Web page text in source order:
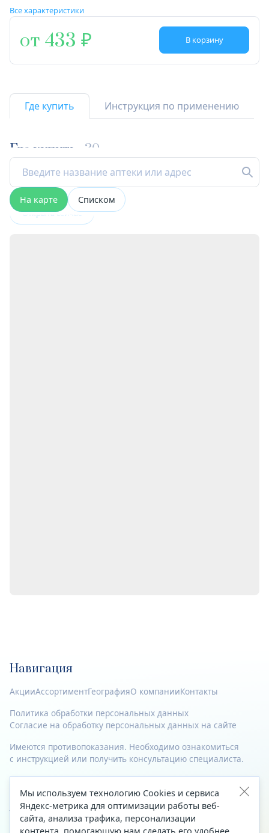
Все характеристики
от 433 В корзину
Где купить Инструкция по применению
Где купить 30
На карте Списком
Открыта сейчас
Навигация
АкцииАссортиментГеографияО компанииКонтакты
Политика обработки персональных данных
Согласие на обработку персональных данных на сайте
Имеются противопоказания. Необходимо ознакомиться
с инструкцией или получить консультацию специалиста.
© 2023—2026 Все права защищены.
Адрес
Архангельск, ул. Папанина, д. 19 (вход в здание со стороны
Мы используем технологию Cookies и сервиса
Яндекс-метрика для оптимизации работы веб-
сайта, анализа трафика, персонализации